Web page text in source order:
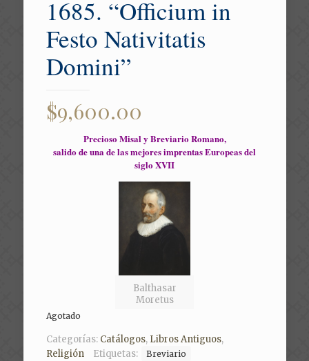
1685. “Officium in
Festo Nativitatis
Domini”
$9,600.00
Precioso Misal y Breviario Romano,
salido de una de las mejores imprentas Europeas del
siglo XVII
Balthasar
Moretus
Agotado
Categorías: Catálogos, Libros Antiguos,
Religión
Etiquetas:
Breviario